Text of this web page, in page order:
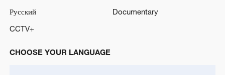
Русский
Documentary
CCTV+
CHOOSE YOUR LANGUAGE